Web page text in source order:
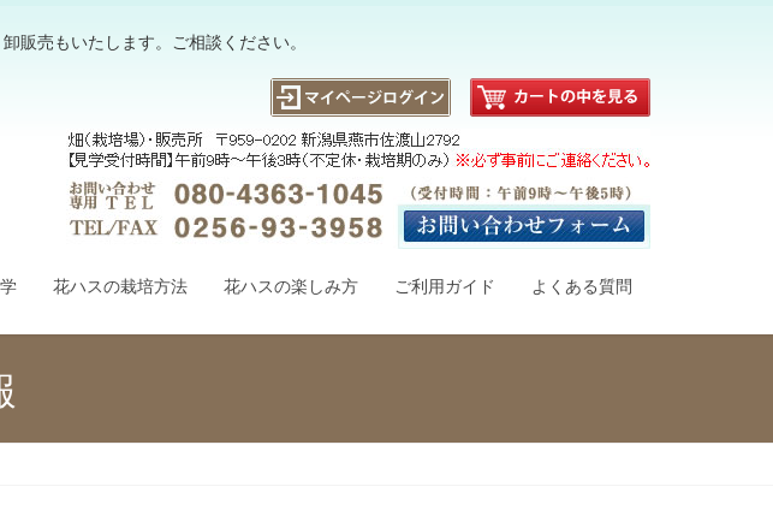
販売もいたします。ご相談ください。
花ハスの栽培方法 花ハスの楽しみ方 ご利用ガイド よくある質問